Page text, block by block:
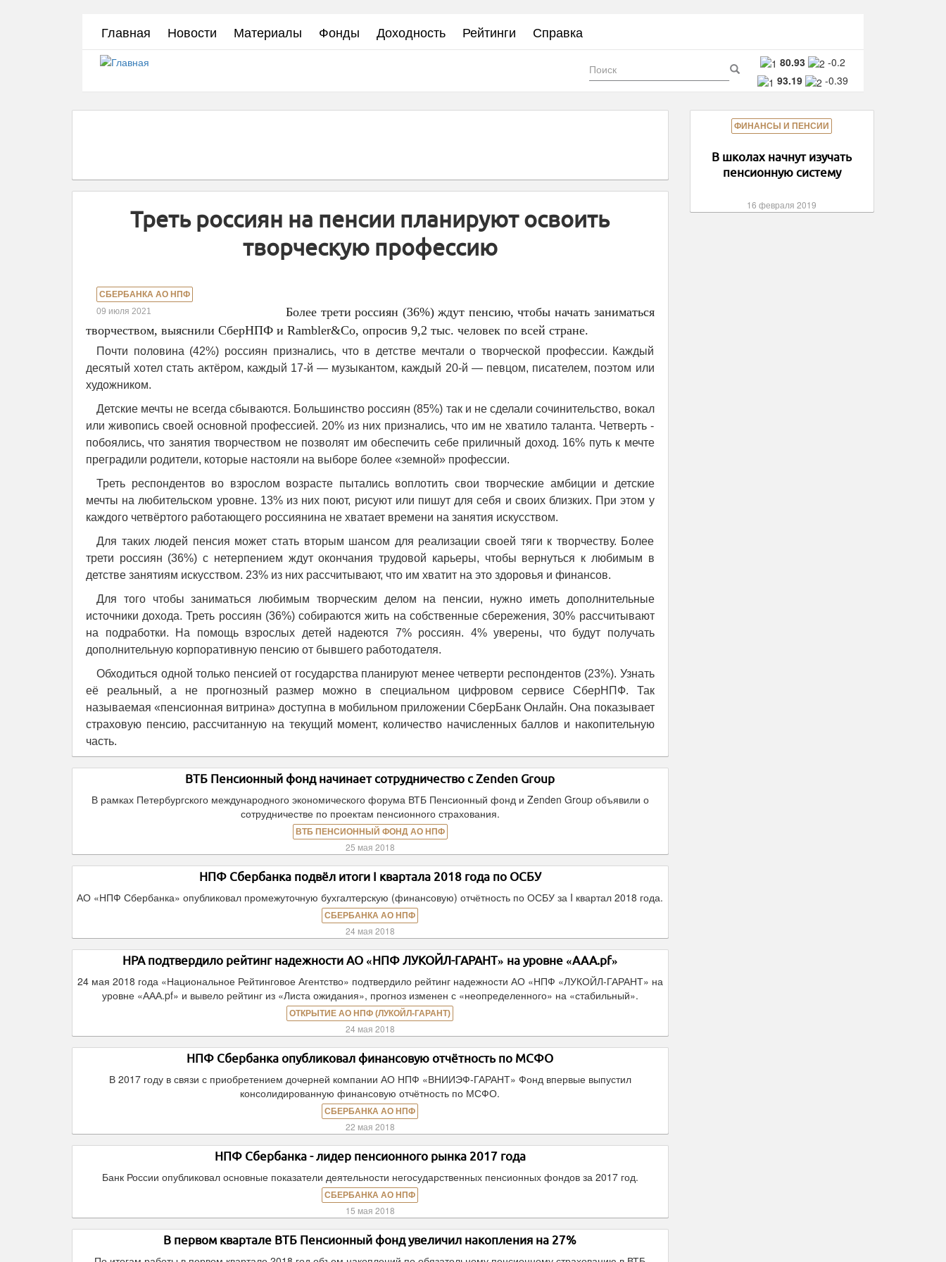
Главная Новости Материалы Фонды Доходность Рейтинги Справка
80.93
-0.2
93.19
-0.39
Форма
поиска Поиск
Треть россиян на пенсии планируют освоить
творческую профессию
СБЕРБАНКА АО НПФ
09 июля 2021
Более трети россиян (36%) ждут пенсию, чтобы начать заниматься
творчеством, выяснили СберНПФ и Rambler&Co, опросив 9,2 тыс. человек по всей стране.
Почти половина (42%) россиян признались, что в детстве мечтали о творческой профессии. Каждый
десятый хотел стать актёром, каждый 17-й — музыкантом, каждый 20-й — певцом, писателем, поэтом или
художником.
Детские мечты не всегда сбываются. Большинство россиян (85%) так и не сделали сочинительство, вокал
или живопись своей основной профессией. 20% из них признались, что им не хватило таланта. Четверть -
побоялись, что занятия творчеством не позволят им обеспечить себе приличный доход. 16% путь к мечте
преградили родители, которые настояли на выборе более «земной» профессии.
Треть респондентов во взрослом возрасте пытались воплотить свои творческие амбиции и детские
мечты на любительском уровне. 13% из них поют, рисуют или пишут для себя и своих близких. При этом у
каждого четвёртого работающего россиянина не хватает времени на занятия искусством.
Для таких людей пенсия может стать вторым шансом для реализации своей тяги к творчеству. Более
трети россиян (36%) с нетерпением ждут окончания трудовой карьеры, чтобы вернуться к любимым в
детстве занятиям искусством. 23% из них рассчитывают, что им хватит на это здоровья и финансов.
Для того чтобы заниматься любимым творческим делом на пенсии, нужно иметь дополнительные
источники дохода. Треть россиян (36%) собираются жить на собственные сбережения, 30% рассчитывают
на подработки. На помощь взрослых детей надеются 7% россиян. 4% уверены, что будут получать
дополнительную корпоративную пенсию от бывшего работодателя.
Обходиться одной только пенсией от государства планируют менее четверти респондентов (23%). Узнать
её реальный, а не прогнозный размер можно в специальном цифровом сервисе СберНПФ. Так
называемая «пенсионная витрина» доступна в мобильном приложении СберБанк Онлайн. Она показывает
страховую пенсию, рассчитанную на текущий момент, количество начисленных баллов и накопительную
часть.
ВТБ Пенсионный фонд начинает сотрудничество с Zenden Group
В рамках Петербургского международного экономического форума ВТБ Пенсионный фонд и Zenden Group объявили о
сотрудничестве по проектам пенсионного страхования.
ВТБ ПЕНСИОННЫЙ ФОНД АО НПФ
25 мая 2018
НПФ Сбербанка подвёл итоги I квартала 2018 года по ОСБУ
АО «НПФ Сбербанка» опубликовал промежуточную бухгалтерскую (финансовую) отчётность по ОСБУ за I квартал 2018 года.
СБЕРБАНКА АО НПФ
24 мая 2018
НРА подтвердило рейтинг надежности АО «НПФ ЛУКОЙЛ-ГАРАНТ» на уровне «ААА.pf»
24 мая 2018 года «Национальное Рейтинговое Агентство» подтвердило рейтинг надежности АО «НПФ «ЛУКОЙЛ-ГАРАНТ» на
уровне «ААА.pf» и вывело рейтинг из «Листа ожидания», прогноз изменен с «неопределенного» на «стабильный».
ОТКРЫТИЕ АО НПФ (ЛУКОЙЛ-ГАРАНТ)
24 мая 2018
НПФ Сбербанка опубликовал финансовую отчётность по МСФО
В 2017 году в связи с приобретением дочерней компании АО НПФ «ВНИИЭФ-ГАРАНТ» Фонд впервые выпустил
консолидированную финансовую отчётность по МСФО.
СБЕРБАНКА АО НПФ
22 мая 2018
НПФ Сбербанка - лидер пенсионного рынка 2017 года
Банк России опубликовал основные показатели деятельности негосударственных пенсионных фондов за 2017 год.
СБЕРБАНКА АО НПФ
15 мая 2018
В первом квартале ВТБ Пенсионный фонд увеличил накопления на 27%
ФИНАНСЫ И ПЕНСИИ
В школах начнут изучать
пенсионную систему
16 февраля 2019